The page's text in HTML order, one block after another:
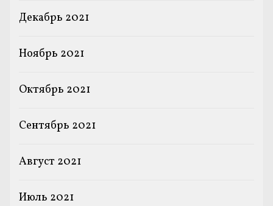
Декабрь 2021
Ноябрь 2021
Октябрь 2021
Сентябрь 2021
Август 2021
Июль 2021